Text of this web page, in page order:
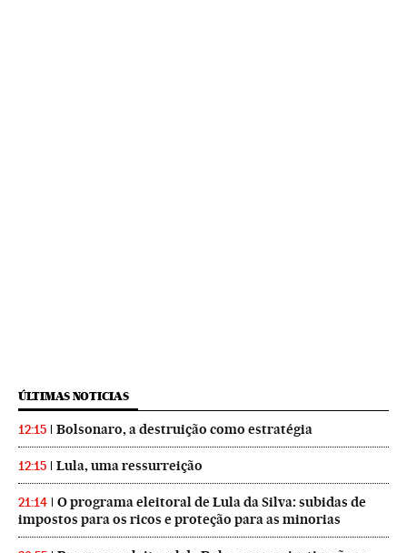
ÚLTIMAS NOTICIAS
12:15 Bolsonaro, a destruição como estratégia
12:15 Lula, uma ressurreição
21:14
O programa eleitoral de Lula da Silva: subidas de
impostos para os ricos e proteção para as minorias